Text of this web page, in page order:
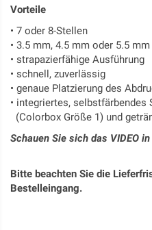
Vorteile
• 7 oder 8-Stellen
• 3.5 mm, 4.5 mm oder 5.5
• strapazierfähige Ausführung
• schnell, zuverlässig
• genaue Platzierung des
• integriertes,
(Colorbox Größe 1) und
Schauen Sie sich das VIDEO
Bitte beachten Sie die
Bestelleingang.